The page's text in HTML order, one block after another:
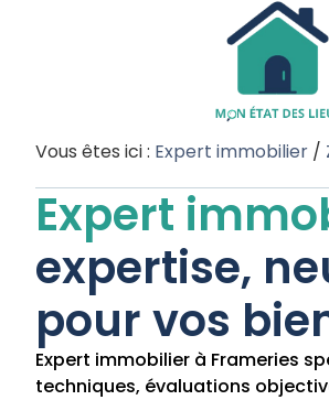
Expert
expertise,
pour vos
Expert immobilier à Frameries
techniques, évaluations
Vous êtes ici : Expert immobilier /